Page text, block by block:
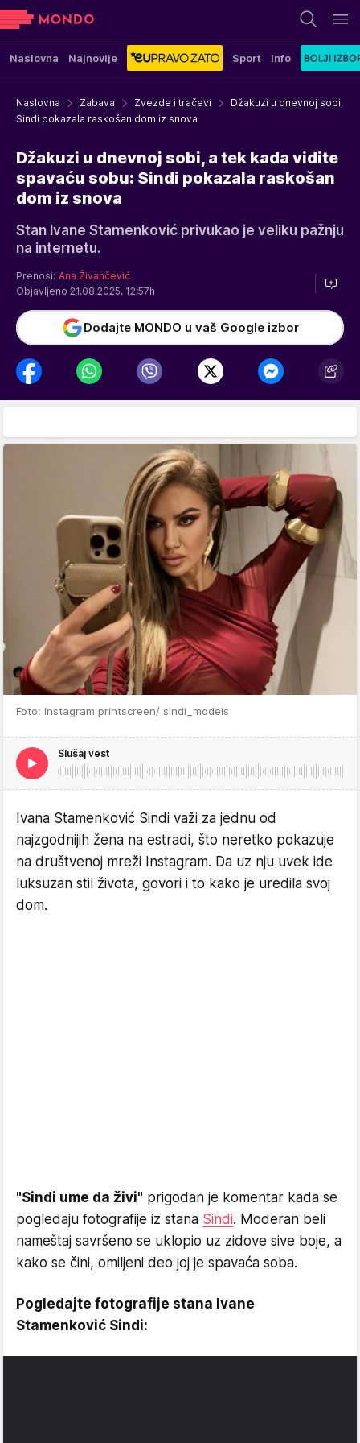
Naslovna Najnovije Sport Info
Naslovna Zabava Zvezde i tračevi
Džakuzi u dnevnoj sobi,
Sindi pokazala raskošan dom iz snova
Džakuzi u dnevnoj sobi, a tek kada vidite
spavaću sobu: Sindi pokazala raskošan
dom iz snova
Stan Ivane Stamenković privukao je veliku pažnju
na internetu.
Prenosi: Ana Živančević
Objavljeno 21.08.2025. 12:57h
Dodajte MONDO u vaš Google izbor
Foto: Instagram printscreen/ sindi_models
Slušaj vest
Ivana Stamenković Sindi važi za jednu od
najzgodnijih žena na estradi, što neretko pokazuje
na društvenoj mreži Instagram. Da uz nju uvek ide
luksuzan stil života, govori i to kako je uredila svoj
dom.
"Sindi ume da živi" prigodan je komentar kada se
pogledaju fotografije iz stana Sindi. Moderan beli
nameštaj savršeno se uklopio uz zidove sive boje, a
kako se čini, omiljeni deo joj je spavaća soba.
Pogledajte fotografije stana Ivane
Stamenković Sindi: